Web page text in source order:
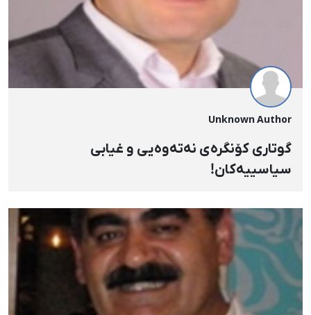
Unknown Author
گوتارى کۆنگرەى نەتەوەیى و غیابى
سیاسییەکان!